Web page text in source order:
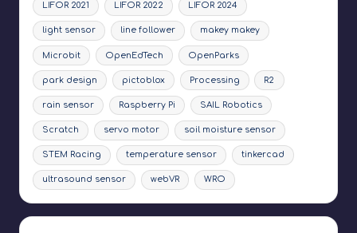
LIFOR 2021 LIFOR 2022 LIFOR 2024
light sensor line follower makey makey
Microbit OpenEdTech OpenParks
park design pictoblox Processing R2
rain sensor Raspberry Pi SAIL Robotics
Scratch servo motor soil moisture sensor
STEM Racing temperature sensor tinkercad
ultrasound sensor webVR WRO